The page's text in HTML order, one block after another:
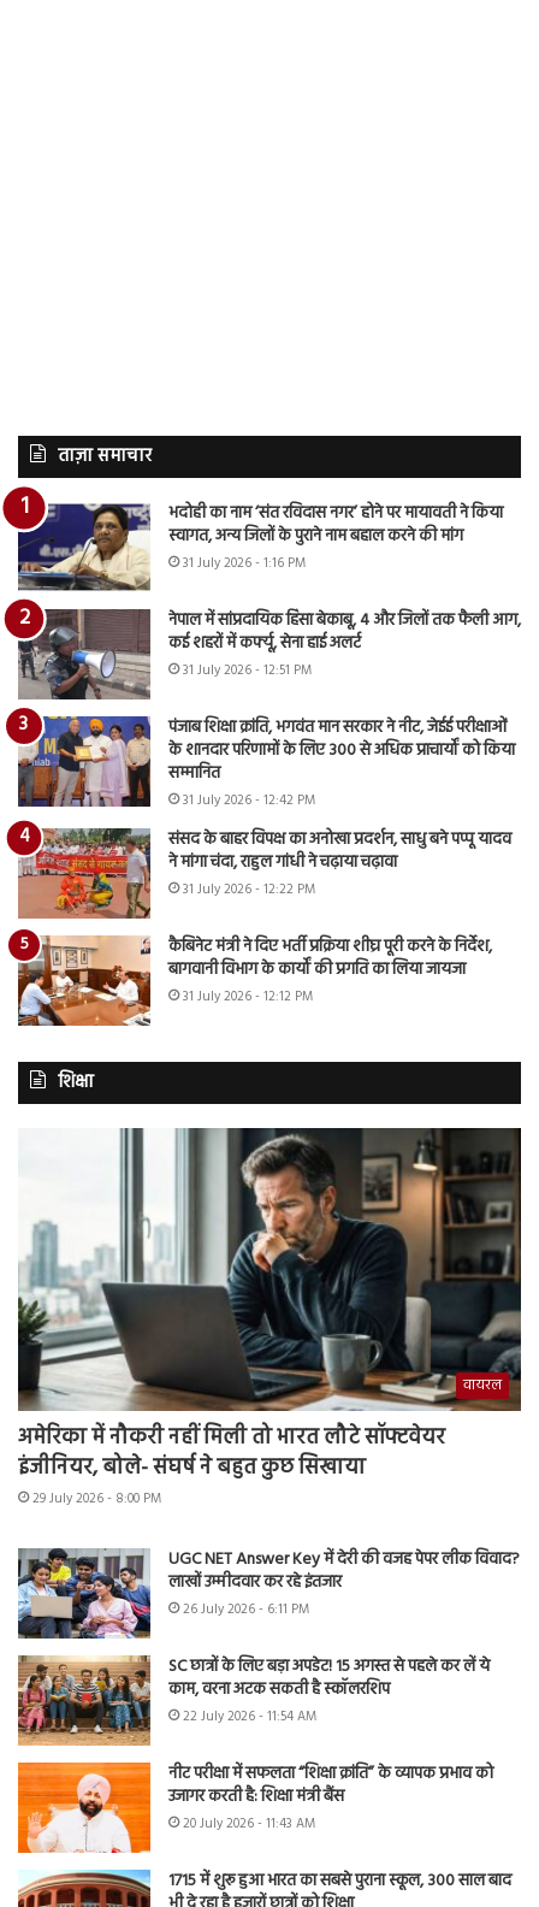
ताज़ा समाचार
भदोही का नाम ‘संत रविदास नगर’ होने पर मायावती ने किया
स्वागत, अन्य जिलों के पुराने नाम बहाल करने की मांग
31 July 2026 - 1:16 PM
नेपाल में सांप्रदायिक हिंसा बेकाबू, 4 और जिलों तक फैली आग,
कई शहरों में कर्फ्यू, सेना हाई अलर्ट
31 July 2026 - 12:51 PM
पंजाब शिक्षा क्रांति, भगवंत मान सरकार ने नीट, जेईई परीक्षाओं
के शानदार परिणामों के लिए 300 से अधिक प्राचार्यों को किया
सम्मानित
31 July 2026 - 12:42 PM
संसद के बाहर विपक्ष का अनोखा प्रदर्शन, साधु बने पप्पू यादव
ने मांगा चंदा, राहुल गांधी ने चढ़ाया चढ़ावा
31 July 2026 - 12:22 PM
कैबिनेट मंत्री ने दिए भर्ती प्रक्रिया शीघ्र पूरी करने के निर्देश,
बागवानी विभाग के कार्यों की प्रगति का लिया जायजा
31 July 2026 - 12:12 PM
शिक्षा
वायरल
अमेरिका में नौकरी नहीं मिली तो भारत लौटे सॉफ्टवेयर
इंजीनियर, बोले- संघर्ष ने बहुत कुछ सिखाया
29 July 2026 - 8:00 PM
UGC NET Answer Key में देरी की वजह पेपर लीक विवाद?
लाखों उम्मीदवार कर रहे इंतजार
26 July 2026 - 6:11 PM
SC छात्रों के लिए बड़ा अपडेट! 15 अगस्त से पहले कर लें ये
काम, वरना अटक सकती है स्कॉलरशिप
22 July 2026 - 11:54 AM
नीट परीक्षा में सफलता “शिक्षा क्रांति” के व्यापक प्रभाव को
उजागर करती है: शिक्षा मंत्री बैंस
20 July 2026 - 11:43 AM
1715 में शुरू हुआ भारत का सबसे पुराना स्कूल, 300 साल बाद